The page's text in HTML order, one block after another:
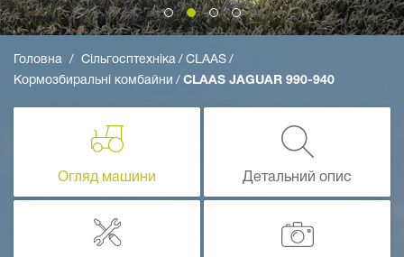
Головна Сільгосптехніка
CLAAS
Кормозбиральні комбайни
CLAAS JAGUAR 990-940
Огляд машини Детальний опис